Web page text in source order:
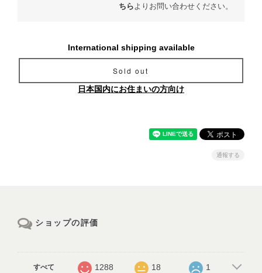
ちらよりお問い合わせください。
International shipping available
Sold out
日本国内にお住まいの方向け
通報する
ショップの評価
すべて 1288 18 1